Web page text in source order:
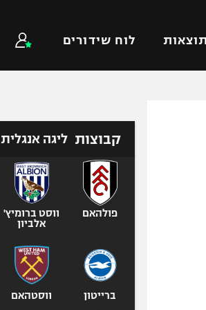
תוצאות לוח שידורים
טניס
כדוריד
כדורעף
שחייה
ג'ודו
אגרוף
ספורט אולימפי
קבוצות ליגה אנגלית
פולהאם
ווסט ברומיץ'
אלביון
ברייטון ווסטהאם